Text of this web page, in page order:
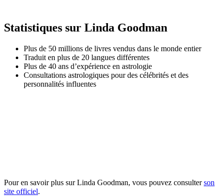
Statistiques sur Linda Goodman
Plus de 50 millions de livres vendus dans le monde entier
Traduit en plus de 20 langues différentes
Plus de 40 ans d’expérience en astrologie
Consultations astrologiques pour des célébrités et des
personnalités influentes
Pour en savoir plus sur Linda Goodman, vous pouvez consulterson
site officiel.